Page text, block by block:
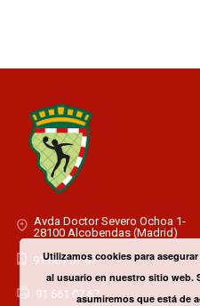
Avda Doctor Severo Ochoa 1-
28100 Alcobendas (Madrid)
91 661 07 67
91 661 07 67
Utilizamos cookies para
al usuario en nuestro sitio
asumiremos que está de